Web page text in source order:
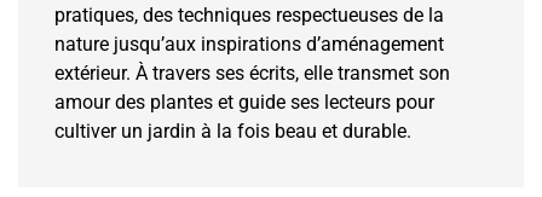
pratiques, des techniques respectueuses de la
nature jusqu’aux inspirations d’aménagement
extérieur. À travers ses écrits, elle transmet son
amour des plantes et guide ses lecteurs pour
cultiver un jardin à la fois beau et durable.